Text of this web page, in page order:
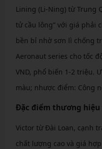
Lining (Li-Ning) từ Trung
tử cầu lông” với giá phải
bền bỉ nhờ sơn lì chống
Aeronaut series cho tốc
VND, phổ biến 1-2 triệu.
màu; nhược điểm: Công
Đặc điểm thương
Victor từ Đài Loan, cạnh
chất lượng cao và giá